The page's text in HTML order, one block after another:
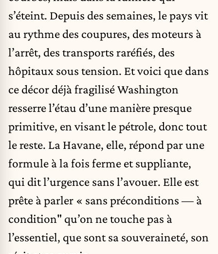
s’éteint. Depuis des semaines, le pays vit
au rythme des coupures, des moteurs à
l’arrêt, des transports raréfiés, des
hôpitaux sous tension. Et voici que dans
ce décor déjà fragilisé Washington
resserre l’étau d’une manière presque
primitive, en visant le pétrole, donc tout
le reste. La Havane, elle, répond par une
formule à la fois ferme et suppliante,
qui dit l’urgence sans l’avouer. Elle est
prête à parler « sans préconditions — à
condition" qu’on ne touche pas à
l’essentiel, que sont sa souveraineté, son